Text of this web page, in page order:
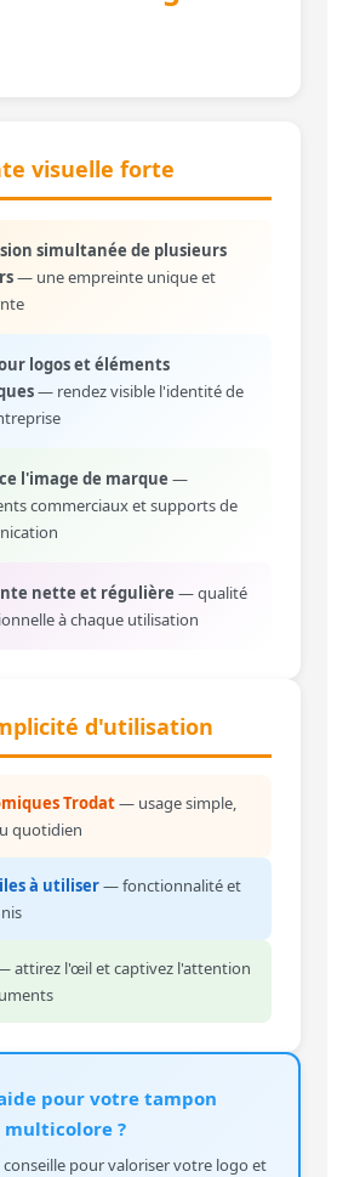
visuelle forte
simultanée de plusieurs
— une empreinte unique et
logos et éléments
— rendez visible l'identité de
l'image de marque —
commerciaux et supports de
nette et régulière — qualité
à chaque utilisation
d'utilisation
Trodat— usage simple,
quotidien
à utiliser— fonctionnalité et
attirez l'œil et captivez l'attention
pour votre tampon
multicolore ?
pour valoriser votre logo et